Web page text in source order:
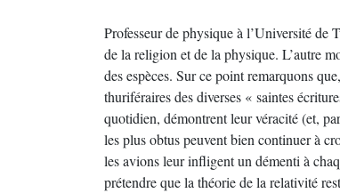
Professeur de physique à l’Université de
de la religion et de la physique. L’autre
des espèces. Sur ce point remarquons
thuriféraires des diverses « saintes
quotidien, démontrent leur véracité (et,
les plus obtus peuvent bien continuer à
les avions leur infligent un démenti à
prétendre que la théorie de la relativité